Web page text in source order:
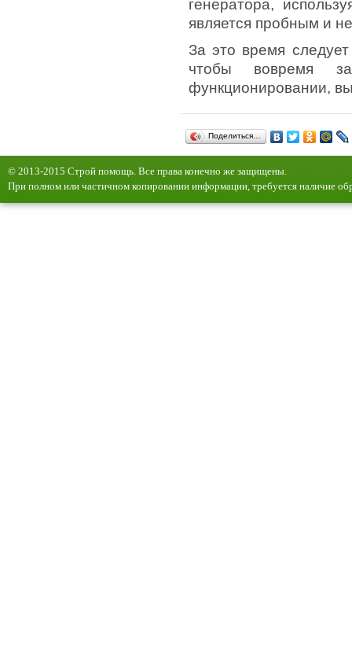
генератора,
является пробным и
За это время
чтобы вовремя
функционировании,
Поделиться…
© 2013-2015 Строй помощь. Все права конечно же защищены.
При полном или частичном копировании информации, требуется наличие